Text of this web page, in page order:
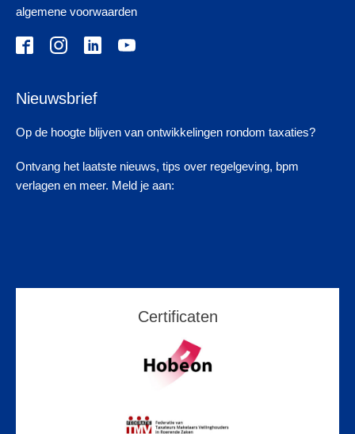
algemene voorwaarden
Nieuwsbrief
Op de hoogte blijven van ontwikkelingen rondom taxaties?
Ontvang het laatste nieuws, tips over regelgeving, bpm
verlagen en meer. Meld je aan:
Certificaten